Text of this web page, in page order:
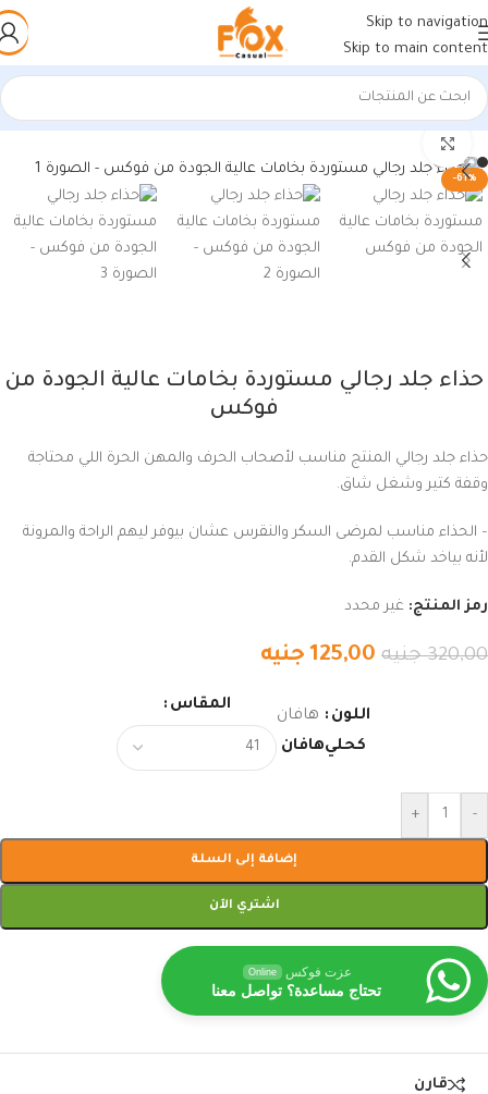
Skip to navigation
Skip to main content
الرئيسية/أحذية رجالي/أحذية رجالي
-61%
حذاء جلد رجالي مستوردة بخامات عالية الجودة من
فوكس
حذاء جلد رجالي المنتج مناسب لأصحاب الحرف والمهن الحرة اللي محتاجة
وقفة كتير وشغل شاق.
– الحذاء مناسب لمرضى السكر والنقرس عشان بيوفر ليهم الراحة والمرونة
لأنه بياخد شكل القدم.
رمز المنتج: غير محدد
320,00 جنيه 125,00 جنيه
اللون
هافان
كحليهافان
المقاس
-
+
إضافة إلى السلة
اشتري الآن
عزت فوكس Online
تحتاج مساعدة؟ تواصل معنا
قارن